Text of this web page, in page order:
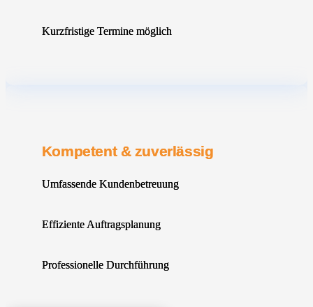
Kurzfristige Termine möglich
Kompetent & zuverlässig
Umfassende Kundenbetreuung
Effiziente Auftragsplanung
Professionelle Durchführung